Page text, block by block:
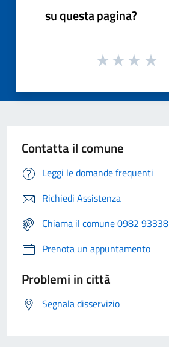
su questa pagina?
Contatta il comune
Leggi le domande frequenti
Richiedi Assistenza
Chiama il comune 0982 93338
Prenota un appuntamento
Problemi in città
Segnala disservizio